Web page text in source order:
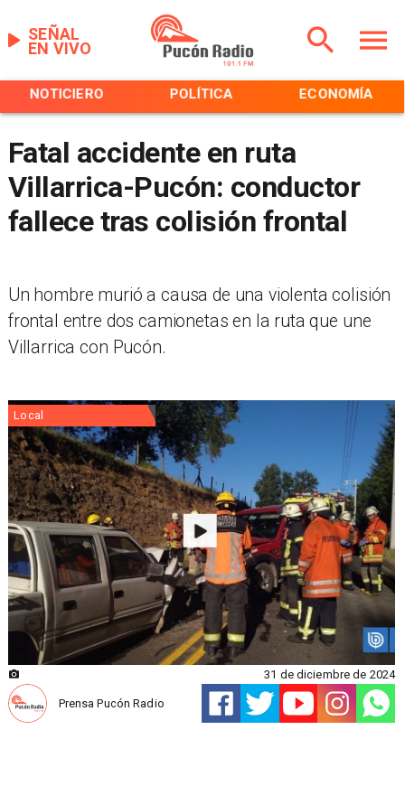
EN VIVO
SEÑAL
NOTICIERO POLÍTICA ECONOMÍA
Fatal accidente en ruta
Villarrica-Pucón: conductor
fallece tras colisión frontal
Un hombre murió a causa de una violenta colisión
frontal entre dos camionetas en la ruta que une
Villarrica con Pucón.
Local
Prensa Pucón Radio
31 de diciembre de 2024